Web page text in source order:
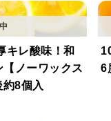
紹介していきます
ポイント】に着目
キレ酸味！和
ノーワックス
8個入
6